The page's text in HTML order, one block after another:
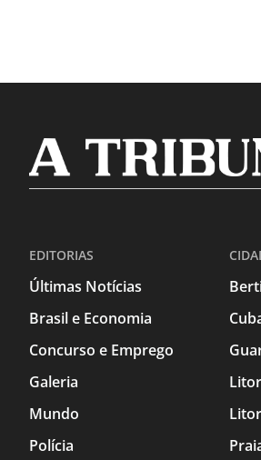
EDITORIAS
Últimas Notícias
Brasil e Economia
Concurso e Emprego
Galeria
Mundo
Polícia